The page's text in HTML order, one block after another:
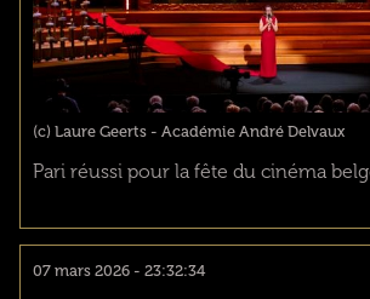
(c) Laure Geerts - Académie André Delvaux
Pari réussi pour la fête du cinéma
07 mars 2026 - 23:32:34